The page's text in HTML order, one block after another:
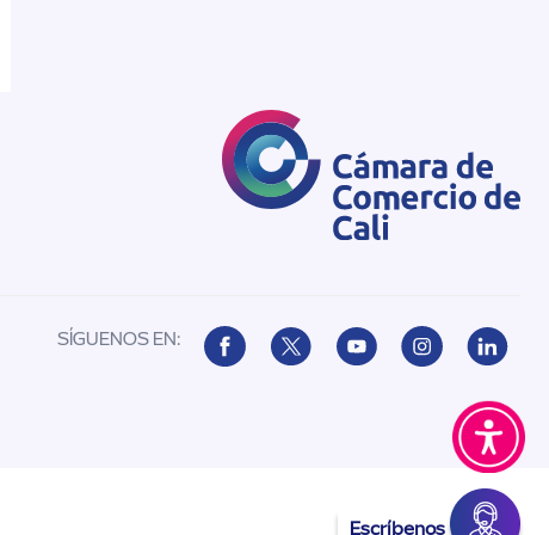
Escríbenos
SÍGUENOS EN: